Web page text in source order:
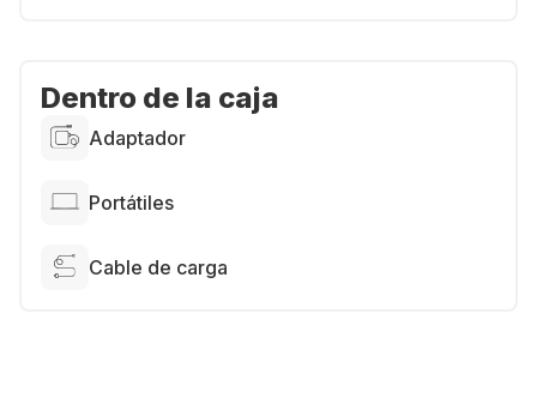
Dentro de la caja
Adaptador
Portátiles
Cable de carga